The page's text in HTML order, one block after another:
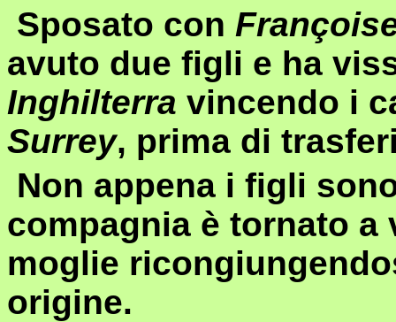
Sposato con
avuto due figli e ha
Inghilterra vincendo i
Surrey, prima di
Non appena i figli
compagnia è tornato a
moglie
origine.